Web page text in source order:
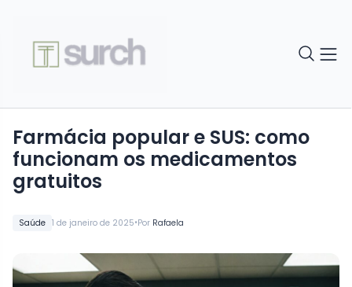
Saúde 1 de janeiro de 2025•Por Rafaela
Farmácia popular e SUS: como
funcionam os medicamentos
gratuitos